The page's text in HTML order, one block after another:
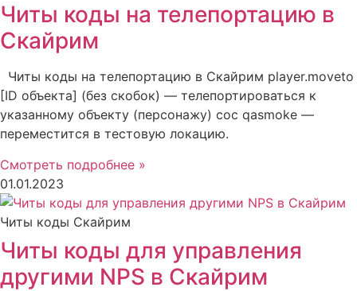
Читы коды на телепортацию в
Скайрим
Читы коды на телепортацию в Скайрим player.moveto
[ID объекта] (без скобок) — телепортироваться к
указанному объекту (персонажу) coc qasmoke —
переместится в тестовую локацию.
Смотреть подробнее »
01.01.2023
Читы коды Скайрим
Читы коды для управления
другими NPS в Скайрим